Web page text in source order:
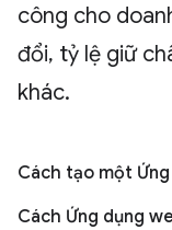
công cho
đổi, tỷ lệ giữ
khác.
Cách tạo một
Cách Ứng dụng